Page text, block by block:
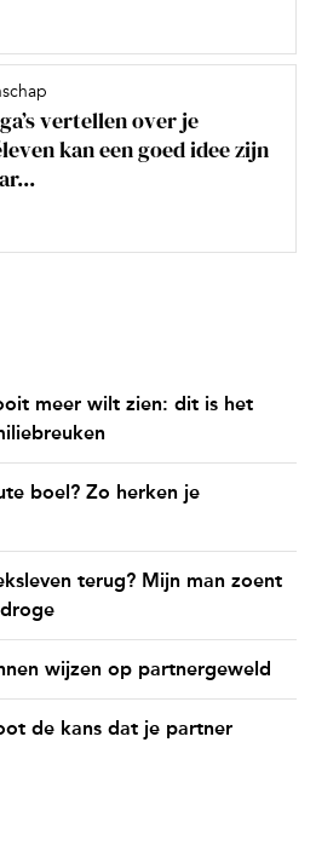
vertellen over je
kan een goed idee zijn
meer wilt zien: dit is het
boel? Zo herken je
terug? Mijn man zoent
wijzen op partnergeweld
de kans dat je partner